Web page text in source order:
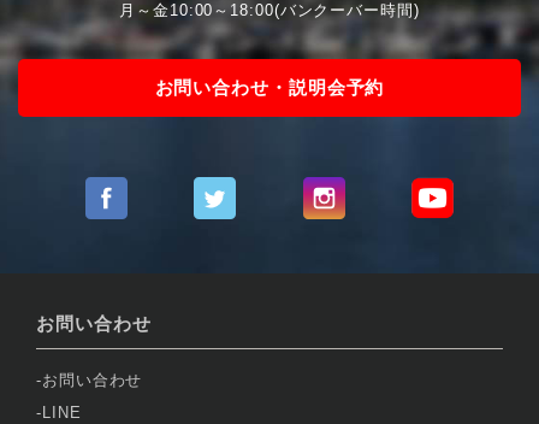
月～金10:00～18:00(バンクーバー時間)
お問い合わせ・説明会予約
お問い合わせ
お問い合わせ
LINE